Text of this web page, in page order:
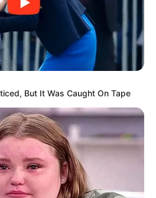
pinterest)
yang terbuat dari lingkaran
segienam pada bagian
But It Was Caught On Tape